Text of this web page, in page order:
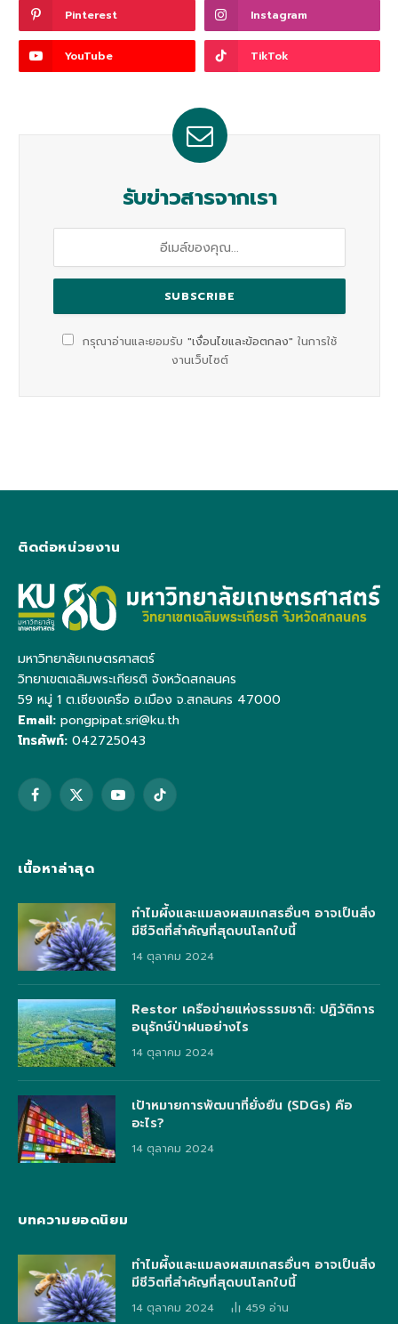
Pinterest Instagram
YouTube TikTok
รับข่าวสารจากเรา
กรุณาอ่านและยอมรับ "เงื่อนไขและข้อตกลง" ในการใช้
งานเว็บไซต์
ติดต่อหน่วยงาน
มหาวิทยาลัยเกษตรศาสตร์
วิทยาเขตเฉลิมพระเกียรติ จังหวัดสกลนคร
59 หมู่ 1 ต.เชียงเครือ อ.เมือง จ.สกลนคร 47000
Email: pongpipat.sri@ku.th
โทรศัพท์: 042725043
Facebook
X
YouTubeTikTok
เนื้อหาล่าสุด
ทำไมผึ้งและแมลงผสมเกสรอื่นๆ อาจเป็นสิ่ง
มีชีวิตที่สำคัญที่สุดบนโลกใบนี้
14 ตุลาคม 2024
Restor เครือข่ายแห่งธรรมชาติ: ปฏิวัติการ
อนุรักษ์ป่าฝนอย่างไร
14 ตุลาคม 2024
เป้าหมายการพัฒนาที่ยั่งยืน (SDGs) คือ
อะไร?
14 ตุลาคม 2024
บทความยอดนิยม
ทำไมผึ้งและแมลงผสมเกสรอื่นๆ อาจเป็นสิ่ง
มีชีวิตที่สำคัญที่สุดบนโลกใบนี้
14 ตุลาคม 2024 459 อ่าน